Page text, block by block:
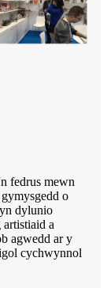
fedrus mewn
o
dylunio
a
agwedd ar y
cychwynnol